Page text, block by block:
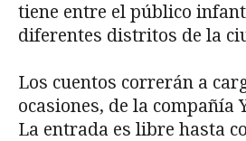
tiene entre el público
diferentes distritos de la
Los cuentos correrán a
ocasiones, de la compañía
La entrada es libre hasta